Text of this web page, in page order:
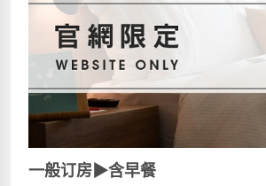
一般订房▶含早餐